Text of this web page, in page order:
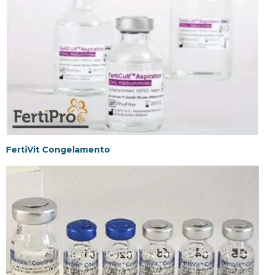
FertiVit Congelamento